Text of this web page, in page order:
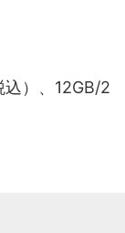
）、12GB/2